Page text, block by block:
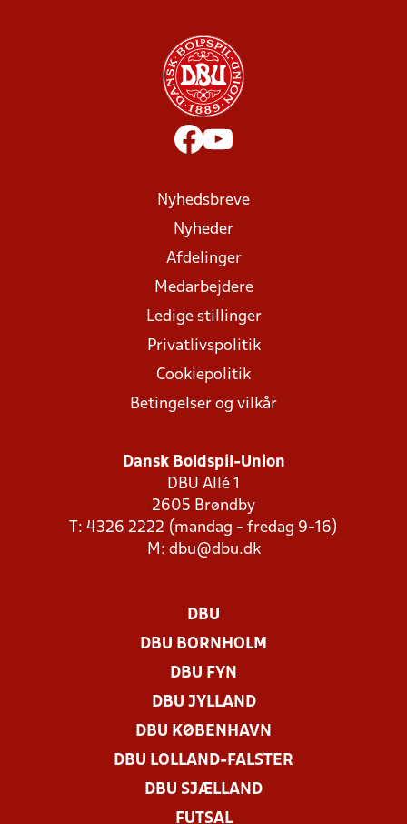
Nyhedsbreve
Nyheder
Afdelinger
Medarbejdere
Ledige stillinger
Privatlivspolitik
Cookiepolitik
Betingelser og vilkår
Dansk Boldspil-Union
DBU Allé 1
2605 Brøndby
T: 4326 2222 (mandag - fredag 9-16)
M: dbu@dbu.dk
DBU
DBU BORNHOLM
DBU FYN
DBU JYLLAND
DBU KØBENHAVN
DBU LOLLAND-FALSTER
DBU SJÆLLAND
FUTSAL